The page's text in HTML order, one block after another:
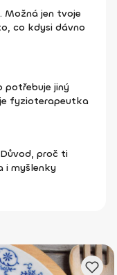
Možná jen tvoje
co kdysi dávno
potřebuje jiný
fyzioterapeutka
proč ti
i myšlenky